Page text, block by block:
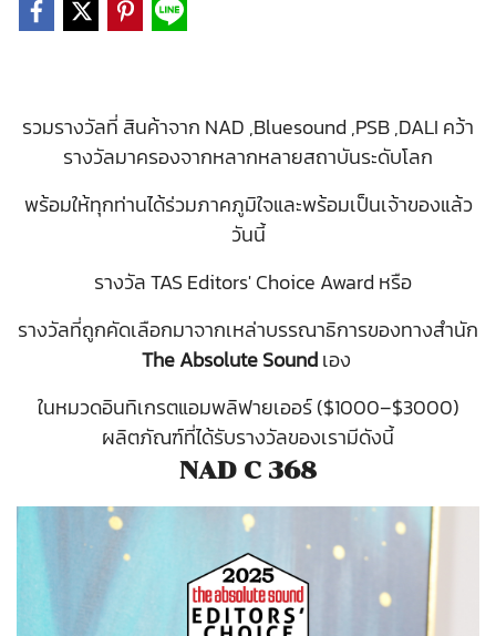
รวมรางวัลที่ สินค้าจาก NAD ,Bluesound ,PSB ,DALI คว้า
รางวัลมาครองจากหลากหลายสถาบันระดับโลก
พร้อมให้ทุกท่านได้ร่วมภาคภูมิใจและพร้อมเป็นเจ้าของแล้ว
วันนี้
รางวัล TAS Editors' Choice Award หรือ
รางวัลที่ถูกคัดเลือกมาจากเหล่าบรรณาธิการของทางสำนัก
The Absolute Soundเอง
ในหมวดอินทิเกรตแอมพลิฟายเออร์ ($1000–$3000)
ผลิตภัณฑ์ที่ได้รับรางวัลของเรามีดังนี้
NAD C 368